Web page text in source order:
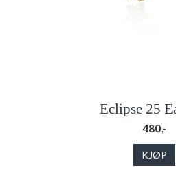
Eclipse 25
480,-
KJØP